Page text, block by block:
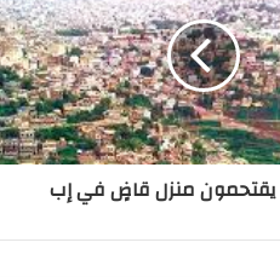
منزل قاضٍ في إب